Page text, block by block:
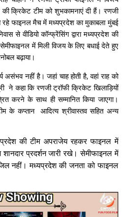
क्रिकेट टीम को शुभकामनाएं दी हैं। रणजी
फाइनल मैच में मध्यप्रदेश का मुकाबला मुंबई
से वीडियो कॉन्फ्रेंसिंग द्वारा मध्यप्रदेश की
में मिली विजय के लिए बधाई देते हुए
बढ़ाया।
नहीं है। जहां चाह होती है, वहां राह को
ने कहा कि रणजी ट्रॉफी क्रिकेट खिलाड़ियों
करने के साथ ही सम्मानित किया जाएगा।
के कप्तान आदित्य श्रीवास्तव सहित अन्य
की टीम अपराजेय रहकर फाइनल में
प्रदर्शन जारी रखे। सेमीफाइनल में
नहीं। मध्यप्रदेश की जनता को फाइनल